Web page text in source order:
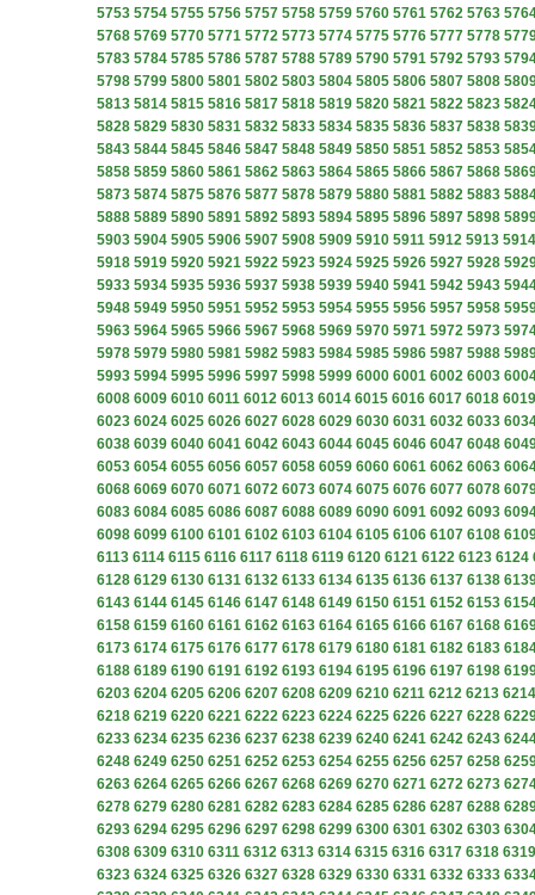
5753 5754 5755 5756 5757 5758 5759 5760 5761 5762 5763
5768 5769 5770 5771 5772 5773 5774 5775 5776 5777 5778
5783 5784 5785 5786 5787 5788 5789 5790 5791 5792 5793
5798 5799 5800 5801 5802 5803 5804 5805 5806 5807 5808
5813 5814 5815 5816 5817 5818 5819 5820 5821 5822 5823
5828 5829 5830 5831 5832 5833 5834 5835 5836 5837 5838
5843 5844 5845 5846 5847 5848 5849 5850 5851 5852 5853
5858 5859 5860 5861 5862 5863 5864 5865 5866 5867 5868
5873 5874 5875 5876 5877 5878 5879 5880 5881 5882 5883
5888 5889 5890 5891 5892 5893 5894 5895 5896 5897 5898
5903 5904 5905 5906 5907 5908 5909 5910 5911 5912 5913 5914
5918 5919 5920 5921 5922 5923 5924 5925 5926 5927 5928
5933 5934 5935 5936 5937 5938 5939 5940 5941 5942 5943
5948 5949 5950 5951 5952 5953 5954 5955 5956 5957 5958
5963 5964 5965 5966 5967 5968 5969 5970 5971 5972 5973
5978 5979 5980 5981 5982 5983 5984 5985 5986 5987 5988
5993 5994 5995 5996 5997 5998 5999 6000 6001 6002 6003
6008 6009 6010 6011 6012 6013 6014 6015 6016 6017 6018 6019
6023 6024 6025 6026 6027 6028 6029 6030 6031 6032 6033
6038 6039 6040 6041 6042 6043 6044 6045 6046 6047 6048
6053 6054 6055 6056 6057 6058 6059 6060 6061 6062 6063
6068 6069 6070 6071 6072 6073 6074 6075 6076 6077 6078
6083 6084 6085 6086 6087 6088 6089 6090 6091 6092 6093
6098 6099 6100 6101 6102 6103 6104 6105 6106 6107 6108
6113 6114 6115 6116 6117 6118 6119 6120 6121 6122 6123 6124
6128 6129 6130 6131 6132 6133 6134 6135 6136 6137 6138
6143 6144 6145 6146 6147 6148 6149 6150 6151 6152 6153
6158 6159 6160 6161 6162 6163 6164 6165 6166 6167 6168
6173 6174 6175 6176 6177 6178 6179 6180 6181 6182 6183
6188 6189 6190 6191 6192 6193 6194 6195 6196 6197 6198
6203 6204 6205 6206 6207 6208 6209 6210 6211 6212 6213 6214
6218 6219 6220 6221 6222 6223 6224 6225 6226 6227 6228
6233 6234 6235 6236 6237 6238 6239 6240 6241 6242 6243
6248 6249 6250 6251 6252 6253 6254 6255 6256 6257 6258
6263 6264 6265 6266 6267 6268 6269 6270 6271 6272 6273
6278 6279 6280 6281 6282 6283 6284 6285 6286 6287 6288
6293 6294 6295 6296 6297 6298 6299 6300 6301 6302 6303
6308 6309 6310 6311 6312 6313 6314 6315 6316 6317 6318 6319
6323 6324 6325 6326 6327 6328 6329 6330 6331 6332 6333